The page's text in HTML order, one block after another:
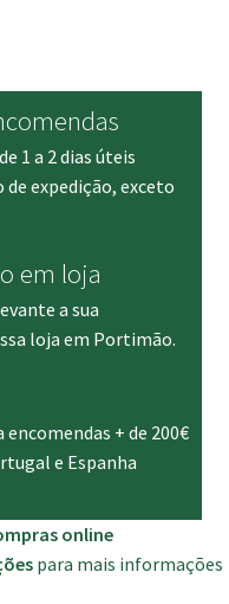
1 a 2 dias úteis
expedição, exceto
em loja
a sua
loja em Portimão.
+ de 200€
e Espanha
online
para mais informações